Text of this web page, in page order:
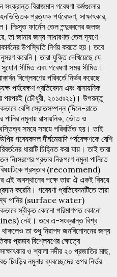
বিরাজমান গবেষণা কর্মগুলোর
প্রত্যক্ষ পর্যবেক্ষণ, সাক্ষাৎকার,
নিঃসৃত ফার্নেস তেল স্ন্দুরবনের জলজ
তা জানার জন্য সাধারণত তেল দূষণে
উপস্থিতি নির্ণয় করতে হয়। তবে
করেনি। তারা যুক্তি দেখিয়েছে যে
সুযোগ সীমিত এবং গবেষণা সময় সীমিত।
বিশ্লেষণের পরিবর্তে নির্ভর করেছে
পর্যবেক্ষণ প্রতিবেদন এবং রাসায়নিক
পরপরই (চৌধুরী, ২০১৫ঃ২১)। উপরন্তু
বেশি স্রোতসম্পন্ন (দিনে-রাতে
পানির নমুনায় রাসায়নিক, ভৌত ও
সময়ে সময়ে পরিবর্তিত হয়। তাই
গবেষকদল দীর্ঘমেয়াদি পর্যবেক্ষণকে বেশি
ধারাটি চিহ্নিত করা যায়। তাই তারা
নিঃসরণের প্রভাব নিরূপণে নমুনা পানিতে
বিষয়টিকে প্রস্তাব (recommend)
এই অবস্থানের পক্ষে তারা ঐ একই বিষয়ে
করেনি। গবেষণা প্রতিবেদনটিতে তারা
পানির (surface water)
স্বীকৃত কোনো পরিমাণগত কোনো
নেই। তবে এ-সংক্রান্ত বিশ্ব
থাকলেও তা শুধু নিরাপদ জনবিনোদনের জন্য
প্রভাব বিশ্লেষণের ক্ষেত্রে
ও শ্যালা নদীর ২০ প্রজাতির মাছ,
চিংড়ির নমুনার ব্যবচ্ছেদের ওপর নির্ভর